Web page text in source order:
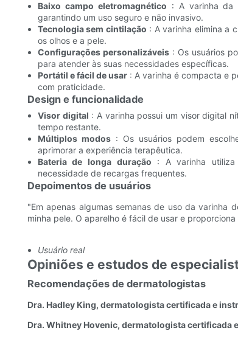
Baixo campo eletromagnético : A varinha da
garantindo um uso seguro e não invasivo.
Tecnologia sem cintilação : A varinha elimina a
os olhos e a pele.
Configurações personalizáveis: Os usuários
para atender às suas necessidades específicas.
Portátil e fácil de usar: A varinha é compacta e
com praticidade.
Design e funcionalidade
Visor digital : A varinha possui um visor digital
tempo restante.
Múltiplos modos: Os usuários podem
aprimorar a experiência terapêutica.
Bateria de longa duração : A varinha utiliza
necessidade de recargas frequentes.
Depoimentos de usuários
"Em apenas algumas semanas de uso da varinha
minha pele. O aparelho é fácil de usar e
Usuário real
Opiniões e estudos de
Recomendações de dermatologistas
Dra. Hadley King, dermatologista certificada e
Dra. Whitney Hovenic, dermatologista certificada